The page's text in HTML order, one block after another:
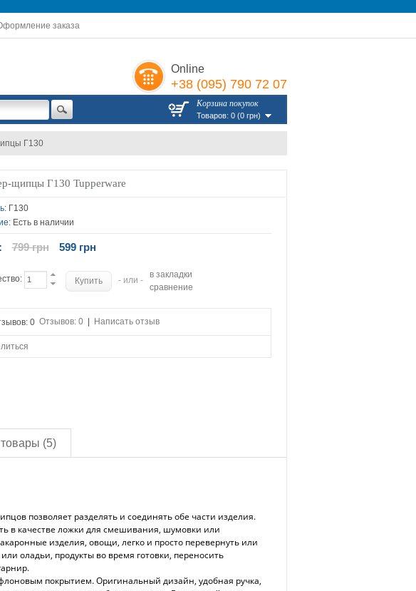
заказа
Online
+38 (095) 790 72 07
Корзина покупок
Товаров: 0 (0 грн)
Г130
щипцы Г130 Tupperware
Г130
Есть в наличии
799 грн 599 грн
- или -
в закладки
сравнение
Отзывов: 0| Написать отзыв
(5)
позволяет разделять и соединять обе части изделия.
в качестве ложки для смешивания, шумовки или
изделия, овощи, легко и просто перевернуть или
оладьи, продукты во время готовки, переносить
покрытием. Оригинальный дизайн, удобная ручка,